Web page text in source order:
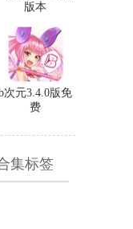
版本
次元3.4.0版免
费
集标签